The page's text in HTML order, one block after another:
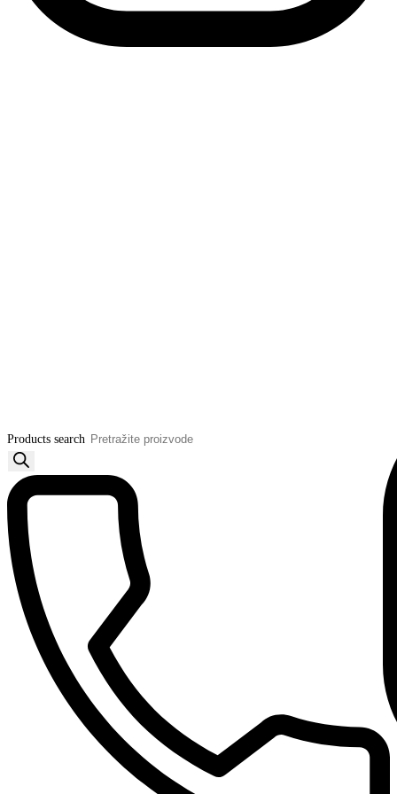
Products search